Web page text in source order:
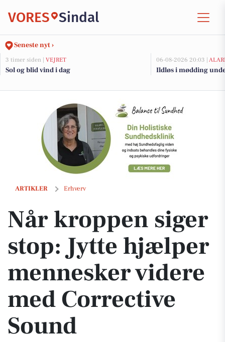
VORES Sindal
Seneste nyt ›
3 timer siden | VEJRET
Sol og blid vind i dag
06-08-2026 20:03 |
Ildløs i mødding
ARTIKLER Erhverv
Når kroppen siger stop: Jytte hjælper mennesker videre med
Når kroppen siger
stop: Jytte hjælper
mennesker videre
med Corrective
Sound